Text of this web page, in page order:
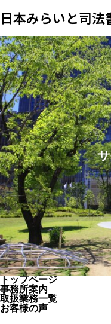
日本みらいと司法
トップページ
事務所案内
取扱業務一覧
お客様の声